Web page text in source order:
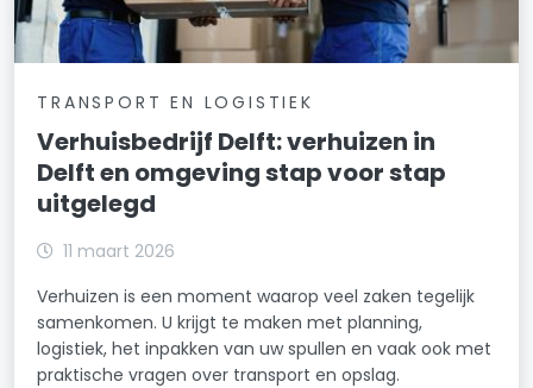
TRANSPORT EN LOGISTIEK
Verhuisbedrijf Delft: verhuizen in
Delft en omgeving stap voor stap
uitgelegd
11 maart 2026
Verhuizen is een moment waarop veel zaken tegelijk
samenkomen. U krijgt te maken met planning,
logistiek, het inpakken van uw spullen en vaak ook met
praktische vragen over transport en opslag.